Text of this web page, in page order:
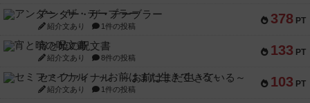
378 PT
アンダー・ザ・テーブラー
紹介文あり 1件の投稿
133 PT
宵と暁の呪文書
紹介文あり 8件の投稿
103 PT
セミファイナル ～お前はまだ生きている～
紹介文あり 1件の投稿